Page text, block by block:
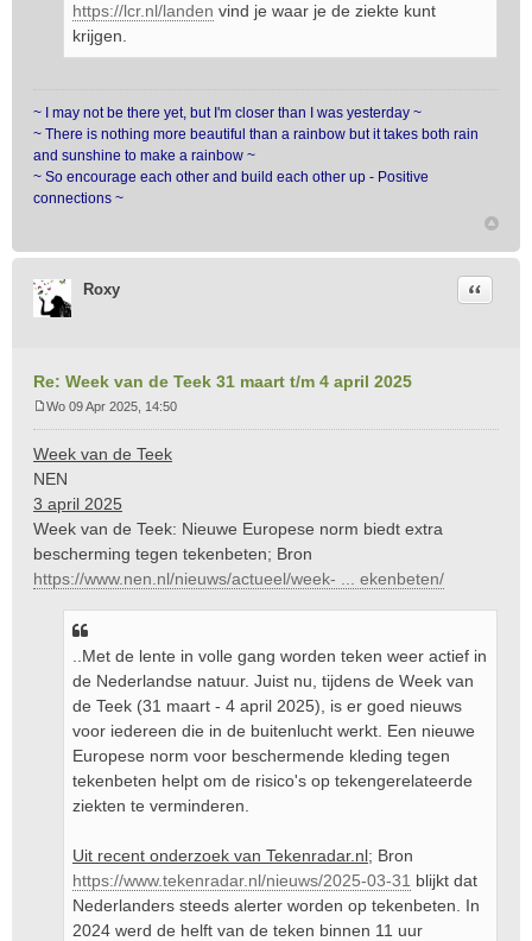
https://lcr.nl/landen vind je waar je de ziekte kunt
krijgen.
~ I may not be there yet, but I'm closer than I was yesterday ~
~ There is nothing more beautiful than a rainbow but it takes both rain
and sunshine to make a rainbow ~
~ So encourage each other and build each other up - Positive
connections ~
Roxy
Re: Week van de Teek 31 maart t/m 4 april 2025
Citeer
r
i
c
h
t
Wo 09 Apr 2025, 14:50
Week van de Teek
NEN
3 april 2025
Week van de Teek: Nieuwe Europese norm biedt extra
bescherming tegen tekenbeten; Bron
https://www.nen.nl/nieuws/actueel/week- ... ekenbeten/
..Met de lente in volle gang worden teken weer actief in
de Nederlandse natuur. Juist nu, tijdens de Week van
de Teek (31 maart - 4 april 2025), is er goed nieuws
voor iedereen die in de buitenlucht werkt. Een nieuwe
Europese norm voor beschermende kleding tegen
tekenbeten helpt om de risico's op tekengerelateerde
ziekten te verminderen.
Uit recent onderzoek van Tekenradar.nl; Bron
https://www.tekenradar.nl/nieuws/2025-03-31 blijkt dat
Nederlanders steeds alerter worden op tekenbeten. In
2024 werd de helft van de teken binnen 11 uur